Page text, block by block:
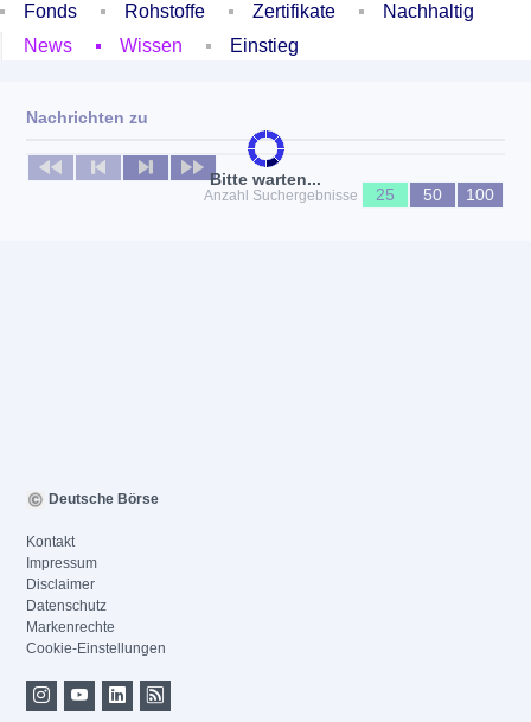
Fonds
Rohstoffe Zertifikate
Nachhaltig
News
Wissen Einstieg
Bitte warten...
Nachrichten zu
Keine News verfügbar
Anzahl Suchergebnisse
25 50 100
Deutsche Börse
Kontakt
Impressum
Disclaimer
Datenschutz
Markenrechte
Cookie-Einstellungen